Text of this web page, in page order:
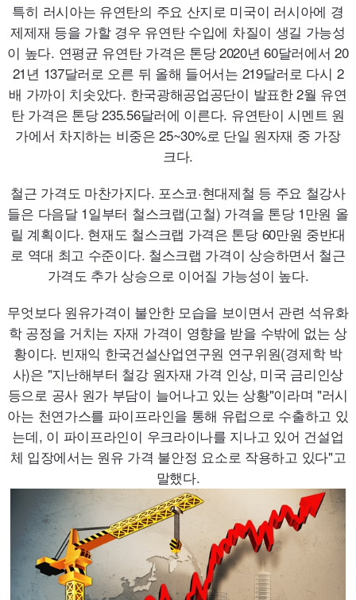
특히 러시아는 유연탄의 주요 산지로 미국이 러시아에 경
제제재 등을 가할 경우 유연탄 수입에 차질이 생길 가능성
이 높다. 연평균 유연탄 가격은 톤당2020년60달러에서20
21 년 137달러로 오른 뒤 올해 들어서는 219달러로 다시 2
배 가까이 치솟았다. 한국광해공업공단이 발표한 2월 유연
탄 가격은 톤당235.56달러에 이른다. 유연탄이 시멘트 원
가에서 차지하는 비중은25~30%로 단일 원자재 중 가장
크다.
철근 가격도 마찬가지다. 포스코·현대제철 등 주요 철강사
들은 다음달 1일부터 철스크랩(고철) 가격을 톤당 1만원 올
릴 계획이다. 현재도 철스크랩 가격은 톤당 60만원 중반대
로 역대 최고 수준이다. 철스크랩 가격이 상승하면서 철근
가격도 추가 상승으로 이어질 가능성이 높다.
무엇보다 원유가격이 불안한 모습을 보이면서 관련 석유화
학 공정을 거치는 자재 가격이 영향을 받을 수밖에 없는 상
황이다. 빈재익 한국건설산업연구원 연구위원(경제학 박
사)은 "지난해부터 철강 원자재 가격 인상, 미국 금리인상
등으로 공사 원가 부담이 늘어나고 있는 상황"이라며 "러시
아는 천연가스를 파이프라인을 통해 유럽으로 수출하고 있
는데, 이 파이프라인이 우크라이나를 지나고 있어 건설업
체 입장에서는 원유 가격 불안정 요소로 작용하고 있다"고
말했다.